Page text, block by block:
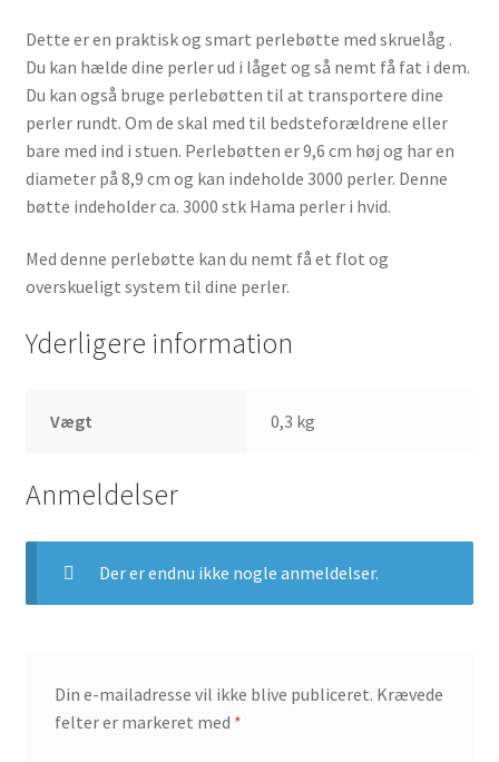
Dette er en praktisk og smart perlebøtte med skruelåg .
Du kan hælde dine perler ud i låget og så nemt få fat i dem.
Du kan også bruge perlebøtten til at transportere dine
perler rundt. Om de skal med til bedsteforældrene eller
bare med ind i stuen. Perlebøtten er 9,6 cm høj og har en
diameter på 8,9 cm og kan indeholde 3000 perler. Denne
bøtte indeholder ca. 3000 stk Hama perler i hvid.
Med denne perlebøtte kan du nemt få et flot og
overskueligt system til dine perler.
Yderligere information
Vægt 0,3 kg
Anmeldelser
Der er endnu ikke nogle anmeldelser.
Din e-mailadresse vil ikke blive publiceret. Krævede
felter er markeret med *